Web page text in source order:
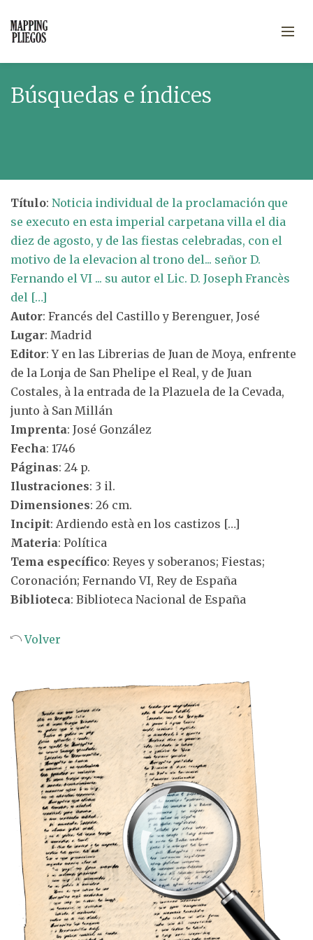
Búsquedas e índices
Título: Noticia individual de la proclamación que
se executo en esta imperial carpetana villa el dia
diez de agosto, y de las fiestas celebradas, con el
motivo de la elevacion al trono del... señor D.
Fernando el VI ... su autor el Lic. D. Joseph Francès
del […]
Autor: Francés del Castillo y Berenguer, José
Lugar: Madrid
Editor: Y en las Librerias de Juan de Moya, enfrente
de la Lonja de San Phelipe el Real, y de Juan
Costales, à la entrada de la Plazuela de la Cevada,
junto à San Millán
Imprenta: José González
Fecha: 1746
Páginas: 24 p.
Ilustraciones: 3 il.
Dimensiones: 26 cm.
Incipit: Ardiendo està en los castizos […]
Materia: Política
Tema específico: Reyes y soberanos; Fiestas;
Coronación; Fernando VI, Rey de España
Biblioteca: Biblioteca Nacional de España
Volver